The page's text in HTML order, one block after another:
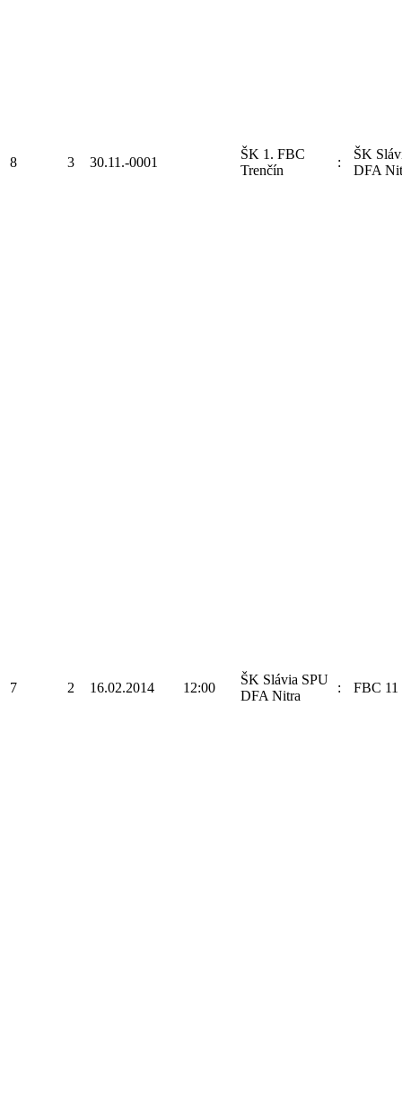
8 3 30.11.-0001
ŠK 1. FBC
Trenčín
:
ŠK
DFA
7 2 16.02.2014 12:00
ŠK Slávia SPU
DFA Nitra
: FBC 11